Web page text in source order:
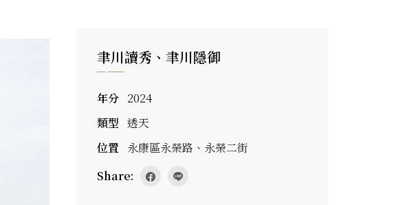
聿川讀秀、聿川隱御
年分 2024
類型 透天
位置
永康區永榮路、永榮二街
Share: